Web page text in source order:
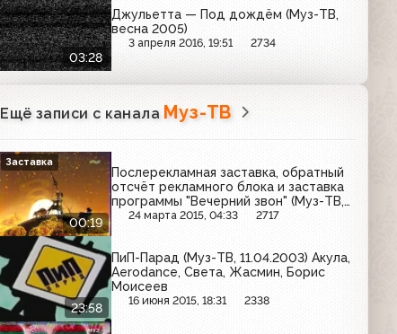
03:28
Джульетта — Под дождём (Муз-ТВ,
весна 2005)
3 апреля 2016, 19:51 2734
Ещё записи с канала Муз-ТВ
00:19
Послерекламная заставка, обратный
отсчёт рекламного блока и заставка
программы "Вечерний звон" (Муз-ТВ,
2002)
24 марта 2015, 04:33 2717
Заставка
23:58
ПиП-Парад (Муз-ТВ, 11.04.2003) Акула,
Aerodance, Света, Жасмин, Борис
Моисеев
16 июня 2015, 18:31 2338